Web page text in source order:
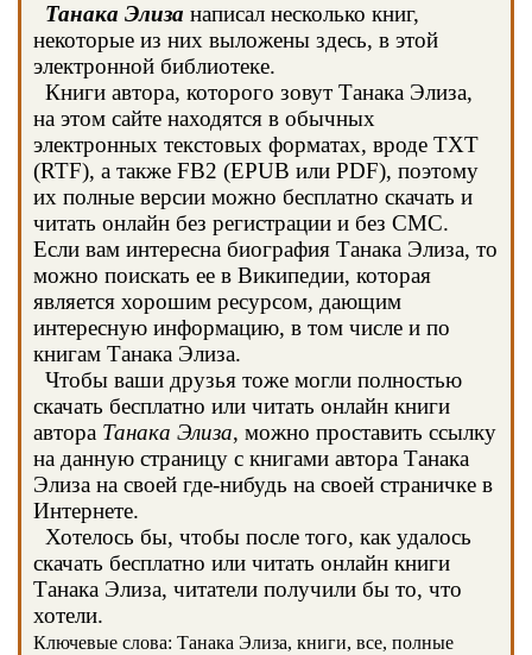
Танака Элиза написал несколько книг,
некоторые из них выложены здесь, в этой
электронной библиотеке.
Книги автора, которого зовут Танака Элиза,
на этом сайте находятся в обычных
электронных текстовых форматах, вроде TXT
(RTF), а также FB2 (EPUB или PDF), поэтому
их полные версии можно бесплатно скачать и
читать онлайн без регистрации и без СМС.
Если вам интересна биография Танака Элиза, то
можно поискать ее в Википедии, которая
является хорошим ресурсом, дающим
интересную информацию, в том числе и по
книгам Танака Элиза.
Чтобы ваши друзья тоже могли полностью
скачать бесплатно или читать онлайн книги
автора Танака Элиза, можно проставить ссылку
на данную страницу с книгами автора Танака
Элиза на своей где-нибудь на своей страничке в
Интернете.
Хотелось бы, чтобы после того, как удалось
скачать бесплатно или читать онлайн книги
Танака Элиза, читатели получили бы то, что
хотели.
Ключевые слова: Танака Элиза, книги, все, полные